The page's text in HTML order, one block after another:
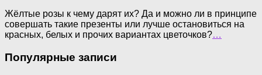
Жёлтые розы к чему дарят их? Да и можно ли в принципе
совершать такие презенты или лучше остановиться на
красных, белых и прочих вариантах цветочков?…
Популярные записи